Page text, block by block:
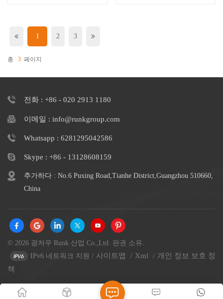
1 2 3
총 3 페이지
전화 : +86 - 020 2913 1180
이메일 : info@runkgroup.com
Whatsapp : 6281295042586
Skype : +86 - 13128608159
추가하다 : No.6 Puxing Road,Tianhe District,Guangzhou 510660,
China
© 2026 광저우 Runk 산업 Co.,Ltd. 판권 소유.
IPv6 네트워크 지원 / 사이트맵 / Xml / 개인 정보 보호 정
책